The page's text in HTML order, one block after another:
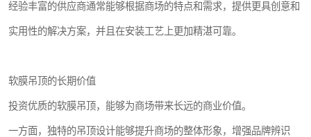
经验丰富的供应商通常能够根据商场的特点和需求，提供更具创意和
实用性的解决方案，并且在安装工艺上更加精湛可靠。
软膜吊顶的长期价值
投资优质的软膜吊顶，能够为商场带来长远的商业价值。
一方面，独特的吊顶设计能够提升商场的整体形象，增强品牌辨识